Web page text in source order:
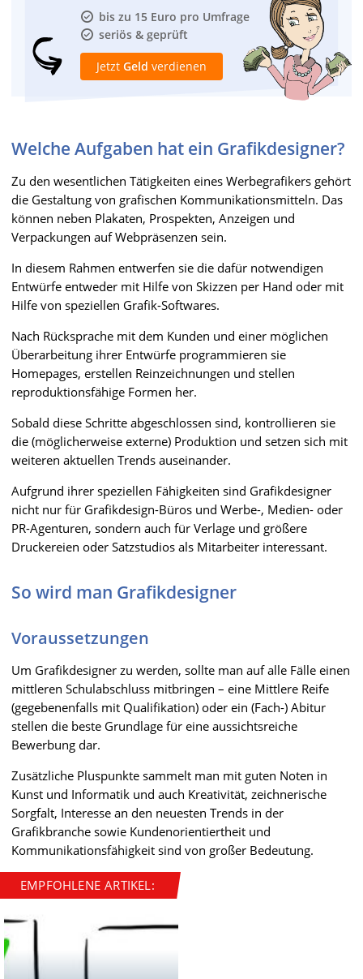
bis zu 15 Euro pro Umfrage
seriös & geprüft
Jetzt Geld verdienen
Welche Aufgaben hat ein Grafikdesigner?
Zu den wesentlichen Tätigkeiten eines Werbegrafikers gehört
die Gestaltung von grafischen Kommunikationsmitteln. Das
können neben Plakaten, Prospekten, Anzeigen und
Verpackungen auf Webpräsenzen sein.
In diesem Rahmen entwerfen sie die dafür notwendigen
Entwürfe entweder mit Hilfe von Skizzen per Hand oder mit
Hilfe von speziellen Grafik-Softwares.
Nach Rücksprache mit dem Kunden und einer möglichen
Überarbeitung ihrer Entwürfe programmieren sie
Homepages, erstellen Reinzeichnungen und stellen
reproduktionsfähige Formen her.
Sobald diese Schritte abgeschlossen sind, kontrollieren sie
die (möglicherweise externe) Produktion und setzen sich mit
weiteren aktuellen Trends auseinander.
Aufgrund ihrer speziellen Fähigkeiten sind Grafikdesigner
nicht nur für Grafikdesign-Büros und Werbe-, Medien- oder
PR-Agenturen, sondern auch für Verlage und größere
Druckereien oder Satzstudios als Mitarbeiter interessant.
So wird man Grafikdesigner
Voraussetzungen
Um Grafikdesigner zu werden, sollte man auf alle Fälle einen
mittleren Schulabschluss mitbringen – eine Mittlere Reife
(gegebenenfalls mit Qualifikation) oder ein (Fach-) Abitur
stellen die beste Grundlage für eine aussichtsreiche
Bewerbung dar.
Zusätzliche Pluspunkte sammelt man mit guten Noten in
Kunst und Informatik und auch Kreativität, zeichnerische
Sorgfalt, Interesse an den neuesten Trends in der
Grafikbranche sowie Kundenorientiertheit und
Kommunikationsfähigkeit sind von großer Bedeutung.
EMPFOHLENE ARTIKEL: